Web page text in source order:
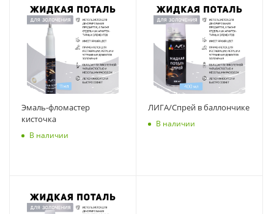
Эмаль-фломастер
кисточка
В наличии
ЛИГА/Спрей в баллончике
В наличии